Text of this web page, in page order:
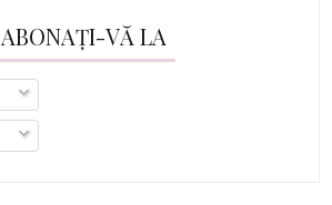
ABONAȚI-VĂ LA